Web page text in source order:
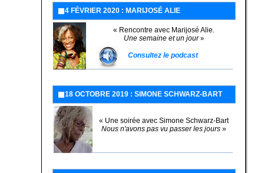
18 OCTOBRE 2019 : SIMONE SCHWARZ-BART
« Une soirée avec Simone Schwarz-Bart
Nous n'avons pas vu passer les jours »
4 FÉVRIER 2020 : MARIJOSÉ ALIE
« Rencontre avec Marijosé Alie.
Une semaine et un jour»
Consultez le podcast